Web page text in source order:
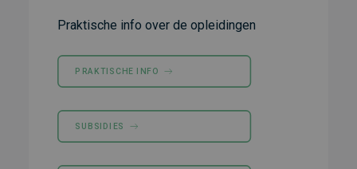
Praktische info over de opleidingen
PRAKTISCHE INFO
SUBSIDIES